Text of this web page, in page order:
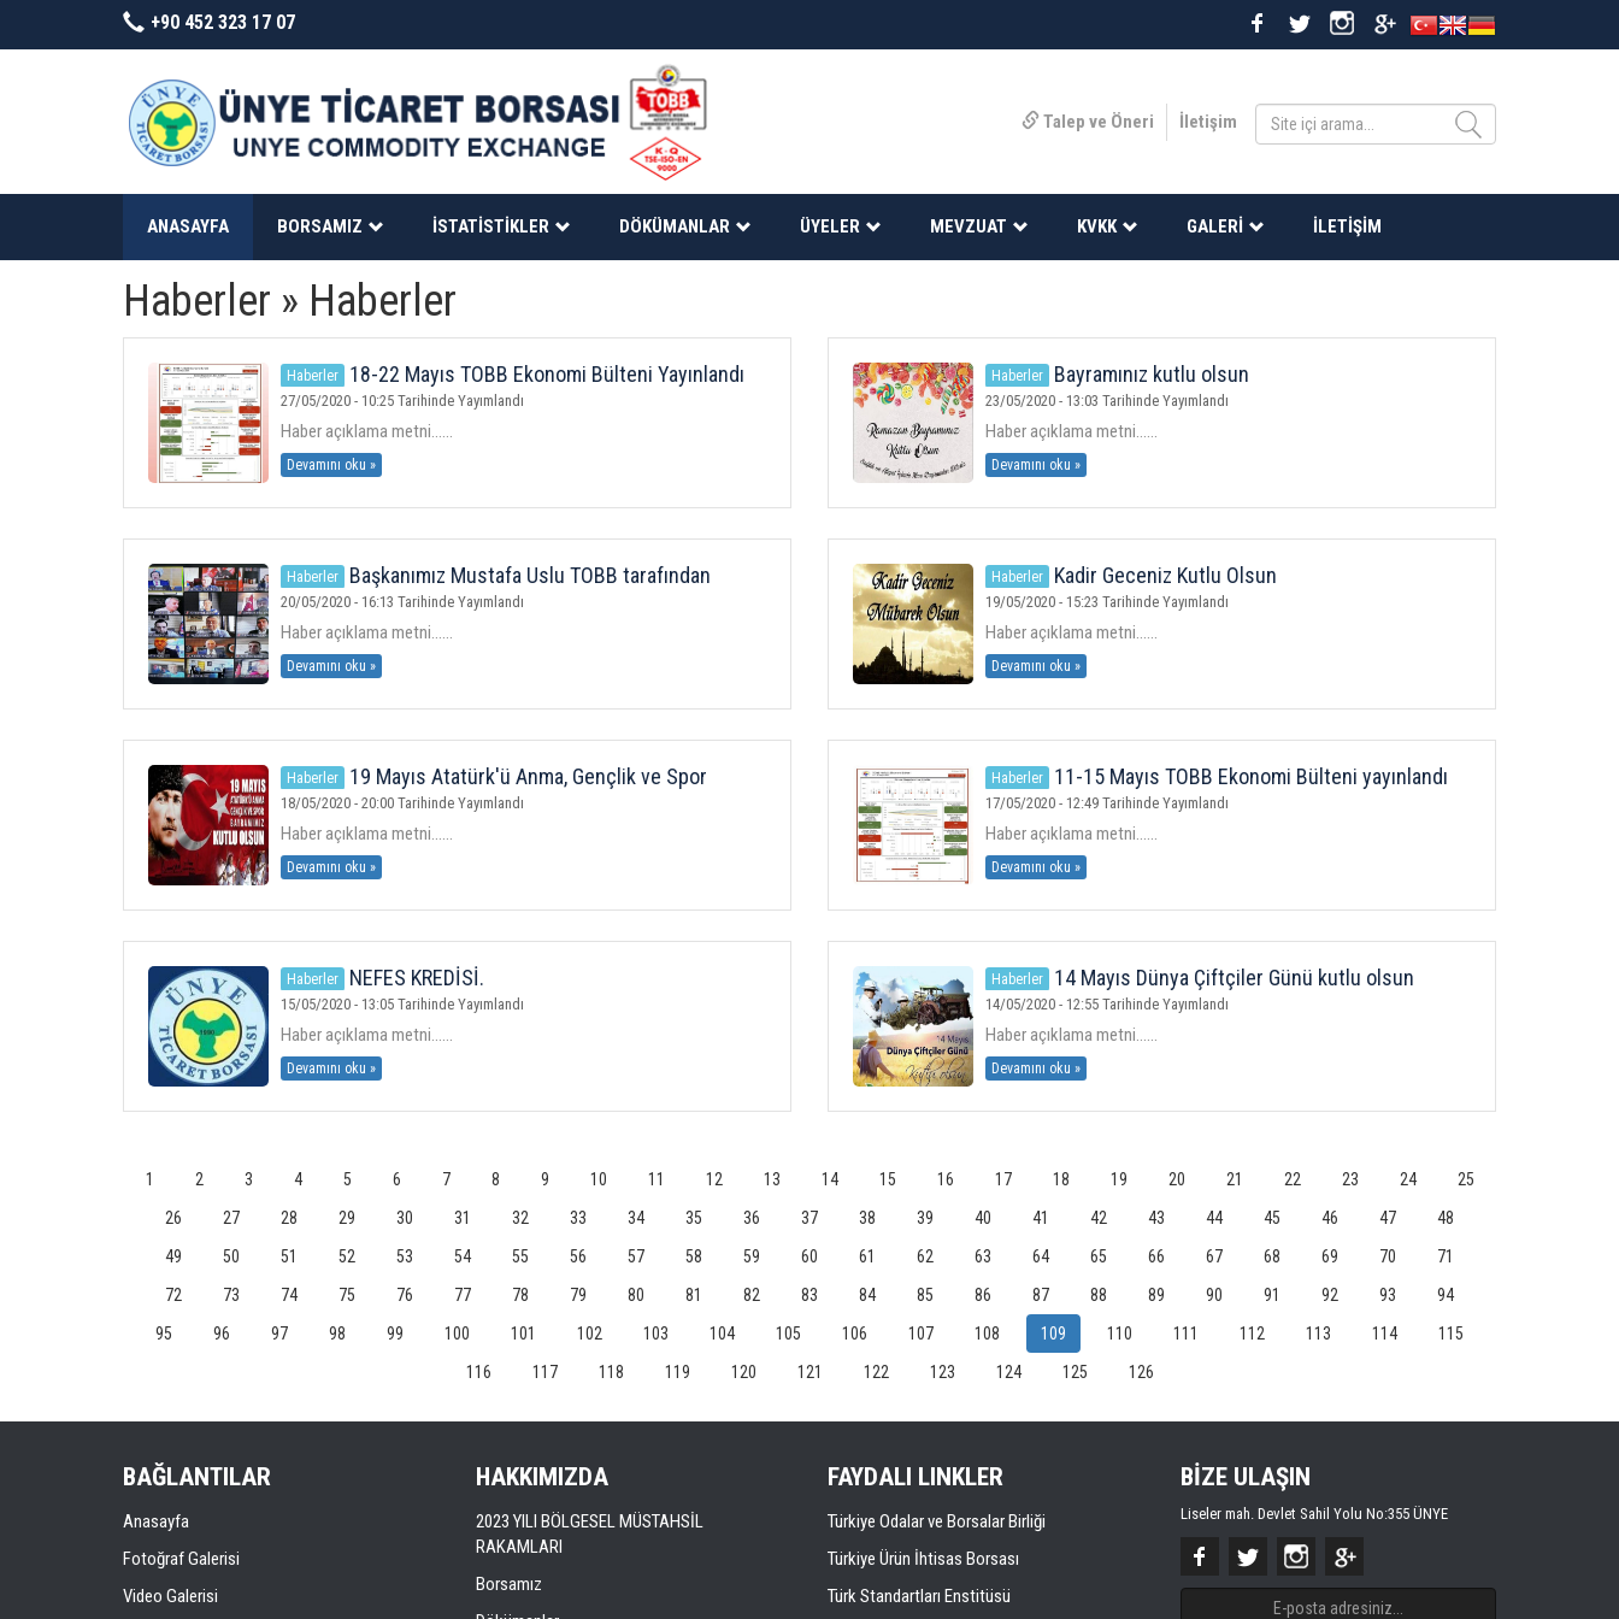
+90 452 323 17 07
İletişim
Talep ve Öneri
ANASAYFA BORSAMIZ İSTATISTIKLER DÖKÜMANLAR ÜYELER MEVZUAT KVKK GALERI İLETIŞIM
Haberler » Haberler
Haberler 18-22 Mayıs TOBB Ekonomi Bülteni Yayınlandı
27/05/2020 - 10:25 Tarihinde Yayımlandı
Haber açıklama metni......
Devamını oku »
Haberler Bayramınız kutlu olsun
23/05/2020 - 13:03 Tarihinde Yayımlandı
Haber açıklama metni......
Devamını oku »
Haberler
Başkanımız Mustafa Uslu TOBB tarafından
düzenlenen toplantıya katıldı
20/05/2020 - 16:13 Tarihinde Yayımlandı
Haber açıklama metni......
Devamını oku »
Haberler Kadir Geceniz Kutlu Olsun
19/05/2020 - 15:23 Tarihinde Yayımlandı
Haber açıklama metni......
Devamını oku »
Haberler
19 Mayıs Atatürk'ü Anma, Gençlik ve Spor
Bayramı
18/05/2020 - 20:00 Tarihinde Yayımlandı
Haber açıklama metni......
Devamını oku »
Haberler 11-15 Mayıs TOBB Ekonomi Bülteni yayınlandı
17/05/2020 - 12:49 Tarihinde Yayımlandı
Haber açıklama metni......
Devamını oku »
Haberler NEFES KREDİSİ.
15/05/2020 - 13:05 Tarihinde Yayımlandı
Haber açıklama metni......
Devamını oku »
Haberler 14 Mayıs Dünya Çiftçiler Günü kutlu olsun
14/05/2020 - 12:55 Tarihinde Yayımlandı
Haber açıklama metni......
Devamını oku »
1 2 3 4 5 6 7 8 9 10 11 12 13 14 15 16 17 18 19 20 21 22 23 24
25
26
27 28 29 30 31 32 33 34 35 36 37 38 39 40 41 42 43 44 45 46 47
48
49
50 51 52 53 54 55 56 57 58 59 60 61 62 63 64 65 66 67 68 69 70
71
72
73 74 75 76 77 78 79 80 81 82 83 84 85 86 87 88 89 90 91 92 93
94
95
96 97 98 99 100 101 102 103 104 105 106 107 108 109 110 111 112 113 114
115
116
117 118 119 120 121 122 123 124 125 126
BAĞLANTILAR
Anasayfa
Fotoğraf Galerisi
Video Galerisi
HAKKIMIZDA
2023 YILI BÖLGESEL MÜSTAHSİL
RAKAMLARI
Borsamız
FAYDALI LINKLER
Türkiye Odalar ve Borsalar Birliği
Türkiye Ürün İhtisas Borsası
Türk Standartları Enstitüsü
BİZE ULAŞIN
Liseler mah. Devlet Sahil Yolu No:355 ÜNYE